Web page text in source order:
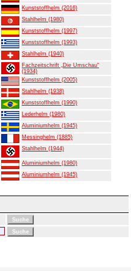
Kunststoffhelm (2016)
Stahlhelm (1980)
Kunststoffhelm (1997)
Kunststoffhelm (1993)
Stahlhelm (1940)
Fachzeitschrift „Die Umschau“
(1934)
Kunststoffhelm (2005)
Stahlhelm (1938)
Kunststoffhelm (1990)
Lederhelm (1980)
Aluminiumhelm (1945)
Messinghelm (1885)
Stahlhelm (1944)
Aluminiumhelm (1980)
Aluminiumhelm (1945)